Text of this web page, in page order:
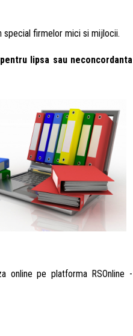
special firmelor mici si mijlocii.
lipsa sau neconcordanta
online pe platforma RSOnline -